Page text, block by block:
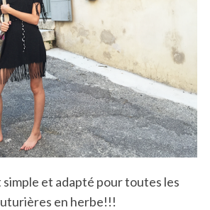
simple et adapté pour toutes les
en herbe!!!